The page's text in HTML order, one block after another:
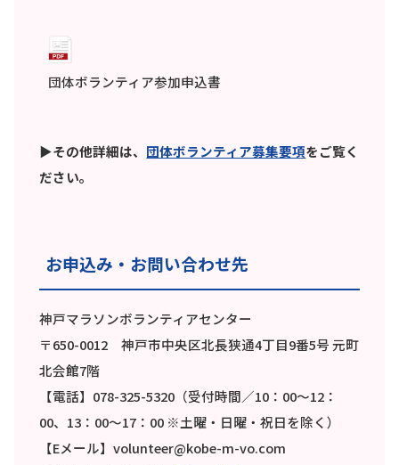
団体ボランティア参加申込書
▶その他詳細は、 団体ボランティア募集要項をご覧く
ださい。
お申込み・お問い合わせ先
神戸マラソンボランティアセンター
〒650-0012 神戸市中央区北長狭通4丁目9番5号 元町
北会館7階
【電話】078-325-5320（受付時間／10：00～12：
00、13：00～17：00 ※土曜・日曜・祝日を除く）
【Eメール】volunteer@kobe-m-vo.com